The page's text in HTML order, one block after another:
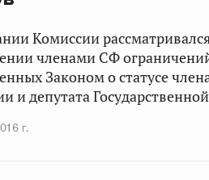
Комиссии
членами СФ
Законом о статусе
и депутата
г.